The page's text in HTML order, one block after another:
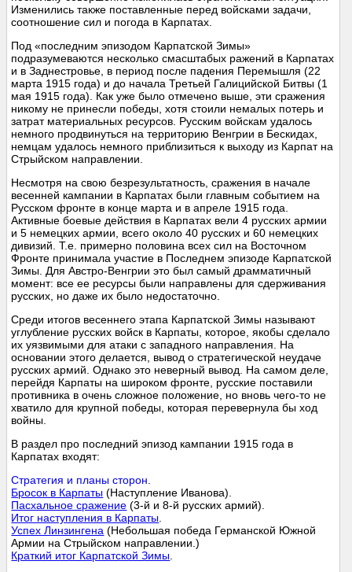
Изменились также поставленные перед войсками задачи,
соотношение сил и погода в Карпатах.
Под «последним эпизодом Карпатской Зимы»
подразумеваются несколько смасштабых ражений в Карпатах
и в Заднестровье, в период после падения Перемышля (22
марта 1915 года) и до начала Третьей Галицийской Битвы (1
мая 1915 года). Как уже было отмечено выше, эти сражения
никому не принесли победы, хотя стоили немалых потерь и
затрат материальных ресурсов. Русским войскам удалось
немного продвинуться на территорию Венгрии в Бескидах,
немцам удалось немного приблизиться к выходу из Карпат на
Стрыйском направлении.
Несмотря на свою безрезультатность, сражения в начале
весенней кампании в Карпатах были главным событием на
Русском фронте в конце марта и в апреле 1915 года.
Активные боевые действия в Карпатах вели 4 русских армии
и 5 немецких армии, всего около 40 русских и 60 немецких
дивизий. Т.е. примерно половина всех сил на Восточном
Фронте принимала участие в Последнем эпизоде Карпатской
Зимы. Для Австро-Венгрии это был самый драмматичный
момент: все ее ресурсы были направлены для сдерживания
русских, но даже их было недостаточно.
Среди итогов весеннего этапа Карпатской Зимы называют
углубление русских войск в Карпаты, которое, якобы сделало
их уязвимыми для атаки с западного направления. На
основании этого делается, вывод о стратегической неудаче
русских армий. Однако это неверный вывод. На самом деле,
перейдя Карпаты на широком фронте, русские поставили
противника в очень сложное положение, но вновь чего-то не
хватило для крупной победы, которая перевернула бы ход
войны.
В раздел про последний эпизод кампании 1915 года в
Карпатах входят:
Стратегия и планы сторон
Бросок в Карпаты (Наступление Иванова).
Пасхальное сражение (3-й и 8-й русских армий).
Итог наступления в Карпаты
Успех Линзингена (Небольшая победа Германской Южной
Армии на Стрыйском направлении.)
Краткий итог Карпатской Зимы